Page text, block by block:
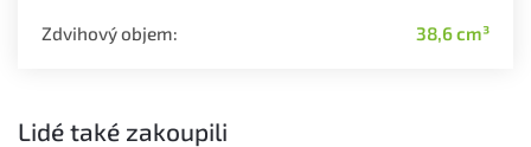
Zdvihový objem: 38,6 cm³
Lidé také zakoupili